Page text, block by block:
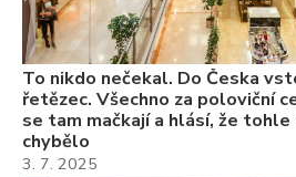
To nikdo nečekal. Do Česka
řetězec. Všechno za poloviční
se tam mačkají a hlásí, že
chybělo
3. 7. 2025